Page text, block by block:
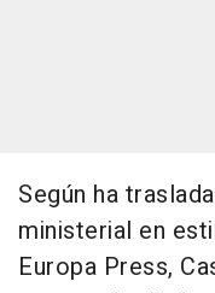
Según ha
ministerial en
Europa Press,